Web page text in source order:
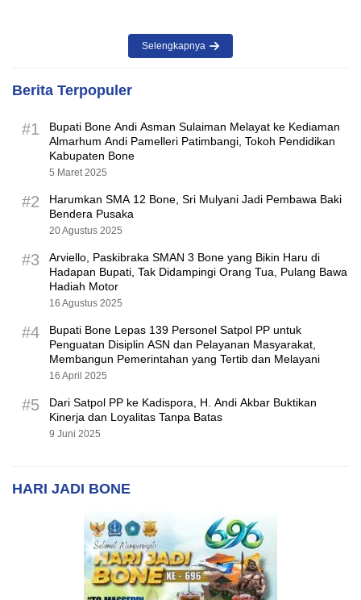
Selengkapnya
Berita Terpopuler
#1
Bupati Bone Andi Asman Sulaiman Melayat ke Kediaman
Almarhum Andi Pamelleri Patimbangi, Tokoh Pendidikan
Kabupaten Bone
5 Maret 2025
#2
Harumkan SMA 12 Bone, Sri Mulyani Jadi Pembawa Baki
Bendera Pusaka
20 Agustus 2025
#3
Arviello, Paskibraka SMAN 3 Bone yang Bikin Haru di
Hadapan Bupati, Tak Didampingi Orang Tua, Pulang Bawa
Hadiah Motor
16 Agustus 2025
#4
Bupati Bone Lepas 139 Personel Satpol PP untuk
Penguatan Disiplin ASN dan Pelayanan Masyarakat,
Membangun Pemerintahan yang Tertib dan Melayani
16 April 2025
#5
Dari Satpol PP ke Kadispora, H. Andi Akbar Buktikan
Kinerja dan Loyalitas Tanpa Batas
9 Juni 2025
HARI JADI BONE